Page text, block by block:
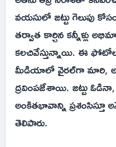
వయసులో జట్టు గెలుపు
తర్వాత కార్చిన కన్నీళ్లు
కలచివేస్తున్నాయి. ఈ
మీడియాలో వైరల్‌గా మారి,
ద్రవింపజేశాయి. జట్టు
అంకితభావాన్ని ప్రశంసిస్తూ
తెలిపారు.